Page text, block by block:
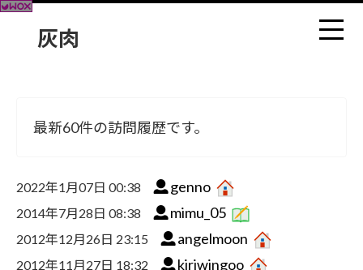
灰肉
最新60件の訪問履歴です。
2022年1月07日 00:38 genno
2014年7月28日 08:38 mimu_05
2012年12月26日 23:15 angelmoon
2012年11月27日 18:32 kiriwingoo